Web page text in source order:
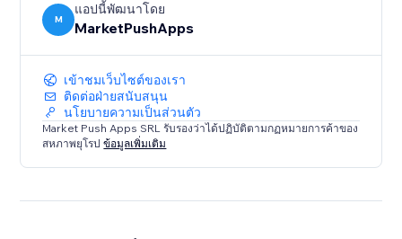
M
แอปนี้พัฒนาโดย
MarketPushApps
เข้าชมเว็บไซต์ของเรา
ติดต่อฝ่ายสนับสนุน
นโยบายความเป็นส่วนตัว
Market Push Apps SRL รับรองว่าได้ปฏิบัติตามกฏหมายการค้าของ
สหภาพยุโรปข้อมูลเพิ่มเติม